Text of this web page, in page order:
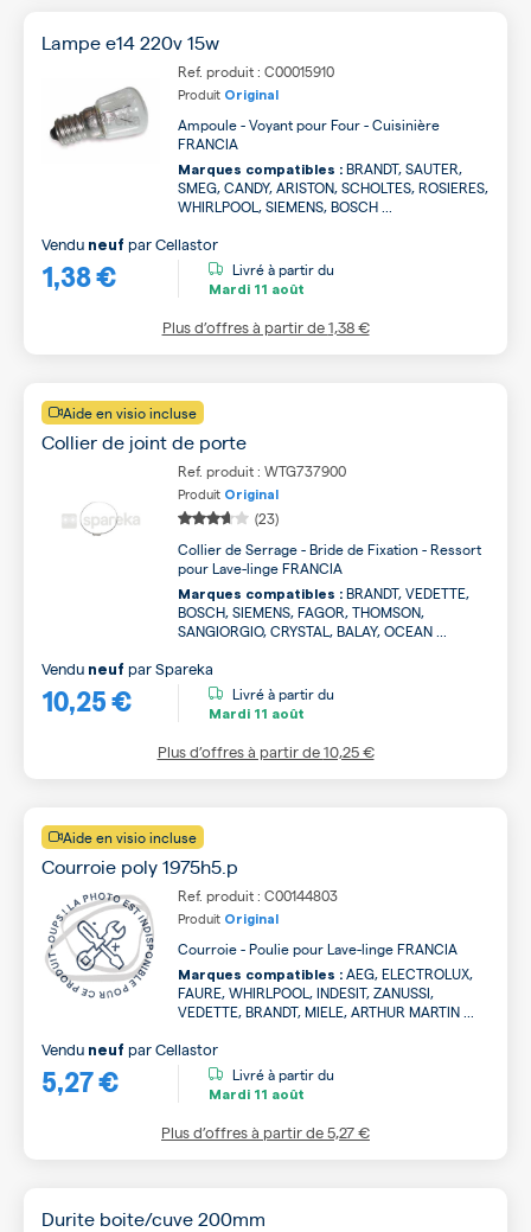
Lampe e14 220v 15w
Ref. produit : C00015910
Produit Original
Ampoule - Voyant pour Four - Cuisinière
FRANCIA
Marques compatibles : BRANDT, SAUTER,
SMEG, CANDY, ARISTON, SCHOLTES, ROSIERES,
WHIRLPOOL, SIEMENS, BOSCH ...
1,38 €
Vendu neuf parCellastor
Livré à partir du
Mardi 11 août
Plus d’offres à partir de1,38 €
Aide en visio incluse
Collier de joint de porte
Ref. produit : WTG737900
Produit Original
(23)
Collier de Serrage - Bride de Fixation - Ressort
pour Lave-linge FRANCIA
Marques compatibles : BRANDT, VEDETTE,
BOSCH, SIEMENS, FAGOR, THOMSON,
SANGIORGIO, CRYSTAL, BALAY, OCEAN ...
10,25 €
Vendu neuf parSpareka
Livré à partir du
Mardi 11 août
Plus d’offres à partir de10,25 €
Aide en visio incluse
Courroie poly 1975h5.p
Ref. produit : C00144803
Produit Original
Courroie - Poulie pour Lave-linge FRANCIA
Marques compatibles : AEG, ELECTROLUX,
FAURE, WHIRLPOOL, INDESIT, ZANUSSI,
VEDETTE, BRANDT, MIELE, ARTHUR MARTIN ...
5,27 €
Vendu neuf parCellastor
Livré à partir du
Mardi 11 août
Plus d’offres à partir de5,27 €
Durite boite/cuve 200mm